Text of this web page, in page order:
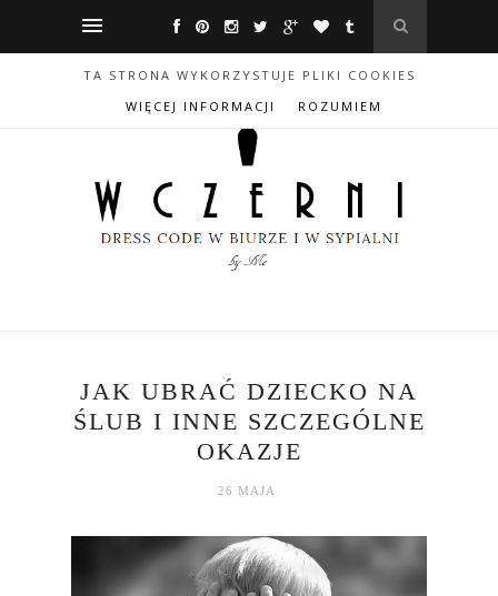
JAK UBRAĆ DZIECKO NA
ŚLUB I INNE SZCZEGÓLNE
OKAZJE
26 MAJA
TA STRONA WYKORZYSTUJE PLIKI COOKIES
WIĘCEJ INFORMACJI
ROZUMIEM